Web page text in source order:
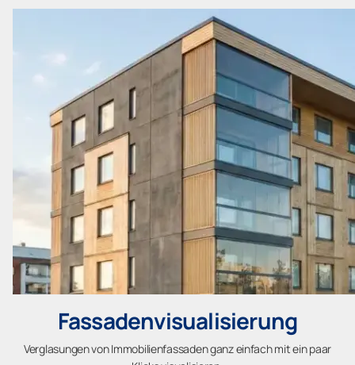
Fassadenvisualisierung
Verglasungen von Immobilienfassaden ganz einfach mit ein paar